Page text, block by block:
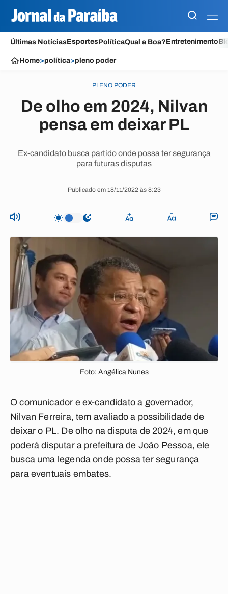
Últimas NotíciasEsportesPolíticaQual a Boa?Entretenimento
Home>política>pleno poder
PLENO PODER
De olho em 2024, Nilvan
pensa em deixar PL
Ex-candidato busca partido onde possa ter segurança
para futuras disputas
Publicado em 18/11/2022 às 8:23
Foto: Angélica Nunes
O comunicador e ex-candidato a governador,
Nilvan Ferreira, tem avaliado a possibilidade de
deixar o PL. De olho na disputa de 2024, em que
poderá disputar a prefeitura de João Pessoa, ele
busca uma legenda onde possa ter segurança
para eventuais embates.